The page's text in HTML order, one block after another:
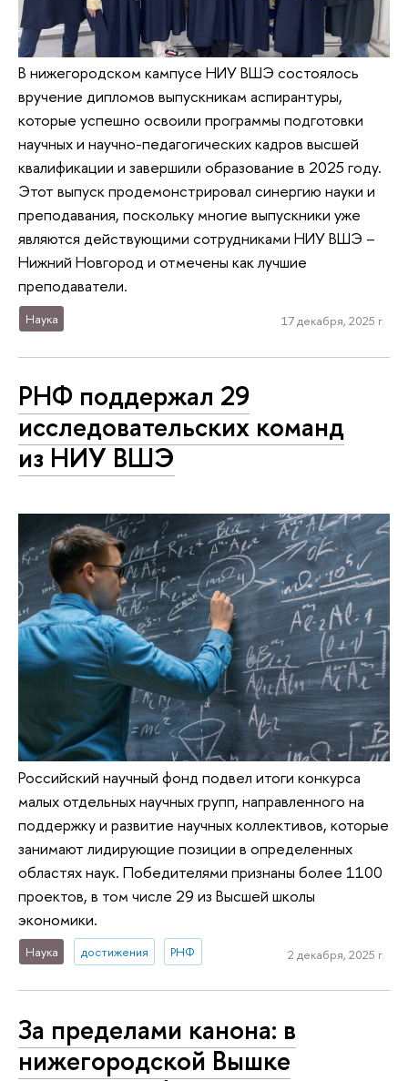
В нижегородском кампусе НИУ ВШЭ состоялось
вручение дипломов выпускникам аспирантуры,
которые успешно освоили программы подготовки
научных и научно-педагогических кадров высшей
квалификации и завершили образование в 2025 году.
Этот выпуск продемонстрировал синергию науки и
преподавания, поскольку многие выпускники уже
являются действующими сотрудниками НИУ ВШЭ –
Нижний Новгород и отмечены как лучшие
преподаватели.
Наука 17 декабря, 2025 г.
РНФ поддержал 29
исследовательских команд
из НИУ ВШЭ
Российский научный фонд подвел итоги конкурса
малых отдельных научных групп, направленного на
поддержку и развитие научных коллективов, которые
занимают лидирующие позиции в определенных
областях наук. Победителями признаны более 1100
проектов, в том числе 29 из Высшей школы
экономики.
Наука достижения РНФ 2 декабря, 2025 г.
За пределами канона: в
нижегородской Вышке